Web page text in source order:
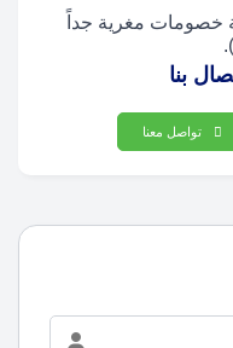
خصومات مغرية جداً
بنا
تواصل معنا